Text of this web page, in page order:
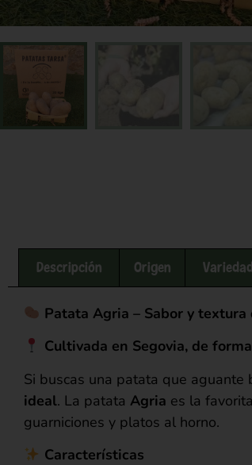
Descripción Origen Variedad
Patata Agria – Sabor y
Cultivada en Segovia, de
Si buscas una patata que
ideal. La patata Agria es la
guarniciones y platos al horno.
Características